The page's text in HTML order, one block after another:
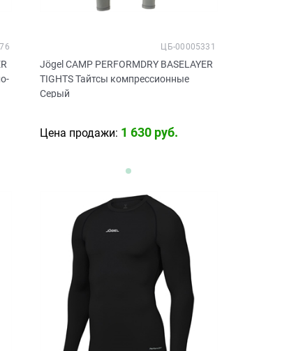
Jögel CAMP PERFORMDRY BASELAYER
TIGHTS Тайтсы компрессионные
Серый
ЦБ-00005331
Цена продажи: 1 630 руб.